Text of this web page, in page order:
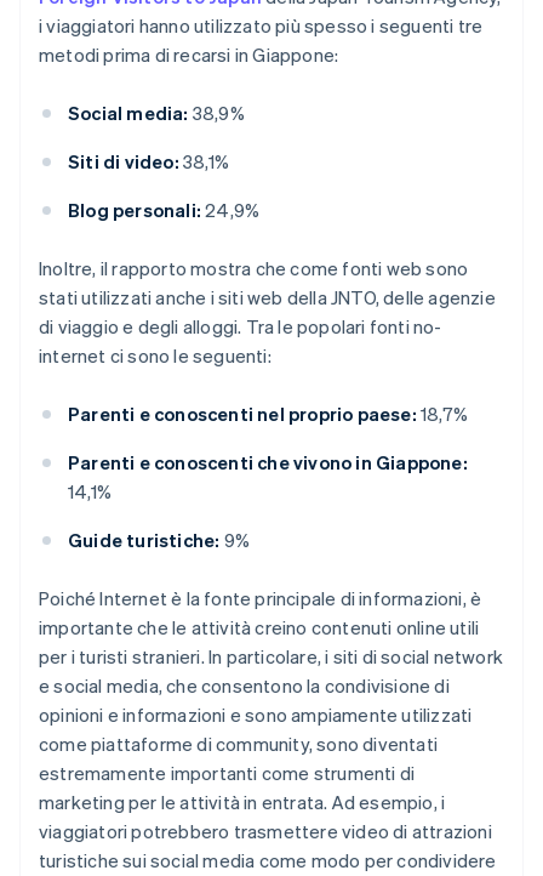
i viaggiatori hanno utilizzato più spesso i seguenti tre
metodi prima di recarsi in Giappone:
Social media: 38,9%
Siti di video: 38,1%
Blog personali: 24,9%
Inoltre, il rapporto mostra che come fonti web sono
stati utilizzati anche i siti web della JNTO, delle agenzie
di viaggio e degli alloggi. Tra le popolari fonti no-
internet ci sono le seguenti:
Parenti e conoscenti nel proprio paese: 18,7%
Parenti e conoscenti che vivono in Giappone:
14,1%
Guide turistiche: 9%
Poiché Internet è la fonte principale di informazioni, è
importante che le attività creino contenuti online utili
per i turisti stranieri. In particolare, i siti di social network
e social media, che consentono la condivisione di
opinioni e informazioni e sono ampiamente utilizzati
come piattaforme di community, sono diventati
estremamente importanti come strumenti di
marketing per le attività in entrata. Ad esempio, i
viaggiatori potrebbero trasmettere video di attrazioni
turistiche sui social media come modo per condividere